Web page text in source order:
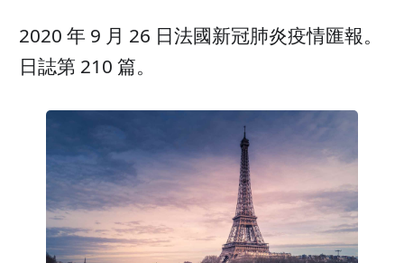
2020 年 9 月 26 日法國新冠肺炎疫情匯報。
日誌第 210 篇。